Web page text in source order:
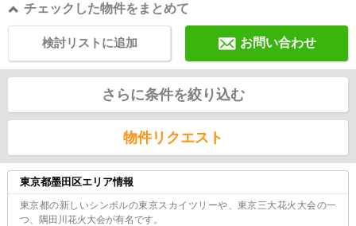
チェックした物件をまとめて
お問い合わせ
検討リストに追加
さらに条件を絞り込む
物件リクエスト
東京都墨田区エリア情報
東京都の新しいシンボルの東京スカイツリーや、東京三大花火大会の一
つ、隅田川花火大会が有名です。